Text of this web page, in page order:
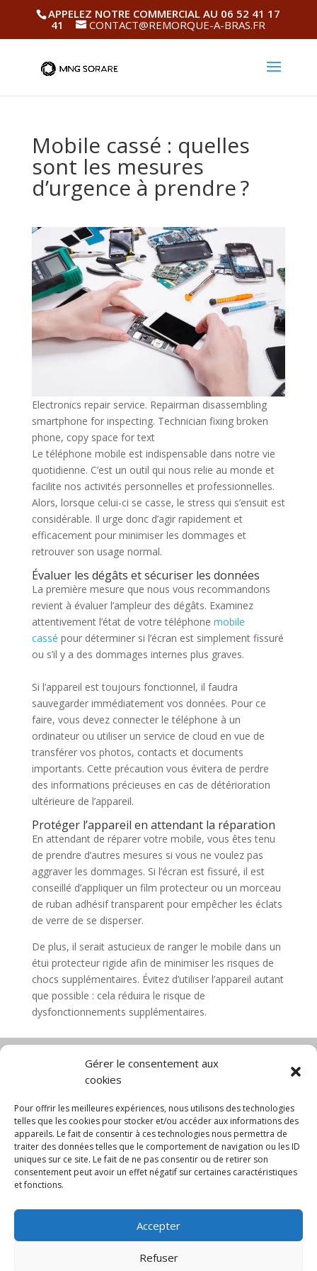
Gérer le consentement aux
cookies
Pour offrir les meilleures expériences, nous utilisons des technologies
telles que les cookies pour stocker et/ou accéder aux informations des
appareils. Le fait de consentir à ces technologies nous permettra de
traiter des données telles que le comportement de navigation ou les ID
uniques sur ce site. Le fait de ne pas consentir ou de retirer son
consentement peut avoir un effet négatif sur certaines caractéristiques
et fonctions.
Accepter
Refuser
APPELEZ NOTRE COMMERCIAL AU 06 52 41 17
41
CONTACT@REMORQUE-A-BRAS.FR
Mobile cassé : quelles
sont les mesures
d’urgence à prendre ?
Electronics repair service. Repairman disassembling
smartphone for inspecting. Technician fixing broken
phone, copy space for text
Le téléphone mobile est indispensable dans notre vie
quotidienne. C’est un outil qui nous relie au monde et
facilite nos activités personnelles et professionnelles.
Alors, lorsque celui-ci se casse, le stress qui s’ensuit est
considérable. Il urge donc d’agir rapidement et
efficacement pour minimiser les dommages et
retrouver son usage normal.
Évaluer les dégâts et sécuriser les données
La première mesure que nous vous recommandons
revient à évaluer l’ampleur des dégâts. Examinez
attentivement l’état de votre téléphone mobile
cassé pour déterminer si l’écran est simplement fissuré
ou s’il y a des dommages internes plus graves.
Si l’appareil est toujours fonctionnel, il faudra
sauvegarder immédiatement vos données. Pour ce
faire, vous devez connecter le téléphone à un
ordinateur ou utiliser un service de cloud en vue de
transférer vos photos, contacts et documents
importants. Cette précaution vous évitera de perdre
des informations précieuses en cas de détérioration
ultérieure de l’appareil.
Protéger l’appareil en attendant la réparation
En attendant de réparer votre mobile, vous êtes tenu
de prendre d’autres mesures si vous ne voulez pas
aggraver les dommages. Si l’écran est fissuré, il est
conseillé d’appliquer un film protecteur ou un morceau
de ruban adhésif transparent pour empêcher les éclats
de verre de se disperser.
De plus, il serait astucieux de ranger le mobile dans un
étui protecteur rigide afin de minimiser les risques de
chocs supplémentaires. Évitez d’utiliser l’appareil autant
que possible : cela réduira le risque de
dysfonctionnements supplémentaires.
Diable électrique
Chariot manutention
CGV
Mentions légales
Politique de confidentialité et protection des
données
Paiement sécurisé
Gérer mes cookies
© 2025 MNG SORARE. Tous droits réservés. Prix
affichés en euros et hors TVA. Site dédié aux